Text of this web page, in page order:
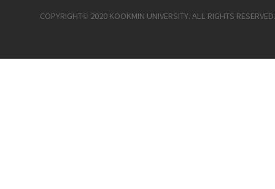
COPYRIGHT© 2020 KOOKMIN UNIVERSITY. ALL RIGHTS RESERVED.